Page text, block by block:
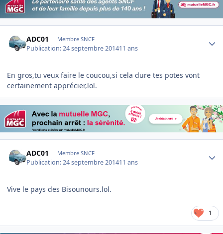
ADC01 Membre SNCF
Publication:24 septembre 201411 ans
En gros,tu veux faire le coucou,si cela dure tes potes vont
certainement apprécier,lol.
ADC01 Membre SNCF
Publication:24 septembre 201411 ans
Vive le pays des Bisounours.lol.
1